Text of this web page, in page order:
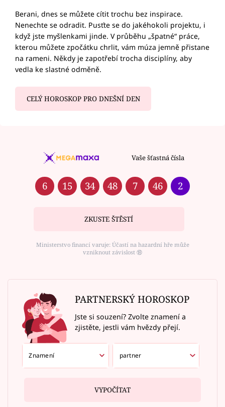
Berani, dnes se můžete cítit trochu bez inspirace.
Nenechte se odradit. Pusťte se do jakéhokoli projektu, i
když jste myšlenkami jinde. V průběhu „špatné“ práce,
kterou můžete zpočátku chrlit, vám múza jemně přistane
na rameni. Někdy je zapotřebí trocha disciplíny, aby
vedla ke slastné odměně.
CELÝ HOROSKOP PRO DNEŠNÍ DEN
Vaše šťastná čísla
6 15 34 48 7 46 2
ZKUSTE ŠTĚSTÍ
Ministerstvo financí varuje: Účastí na hazardní hře může
vzniknout závislost ⑱
PARTNERSKÝ HOROSKOP
Jste si souzení? Zvolte znamení a
zjistěte, jestli vám hvězdy přejí.
VYPOČÍTAT